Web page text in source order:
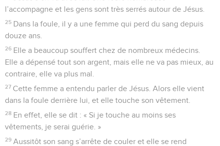
l’accompagne et les gens sont très serrés autour de Jésus.
25 Dans la foule, il y a une femme qui perd du sang depuis
douze ans.
26 Elle a beaucoup souffert chez de nombreux médecins.
Elle a dépensé tout son argent, mais elle ne va pas mieux, au
contraire, elle va plus mal.
27 Cette femme a entendu parler de Jésus. Alors elle vient
dans la foule derrière lui, et elle touche son vêtement.
28 En effet, elle se dit : « Si je touche au moins ses
vêtements, je serai guérie. »
29 Aussitôt son sang s’arrête de couler et elle se rend